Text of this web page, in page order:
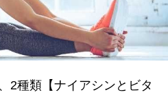
2種類【ナイアシンとビタ